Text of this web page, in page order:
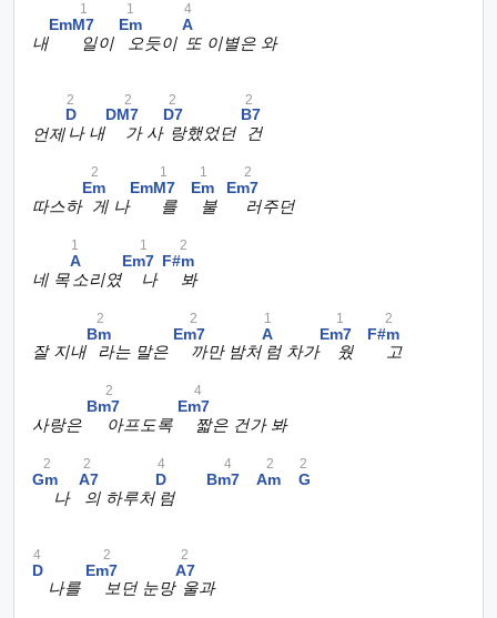
내
EmM7
1
일이
Em
1
오듯이
A
4
또 이별은 와
언제
D
2
나 내
DM7
2
가 사
D7
2
랑했었던
B7
2
건
따스하
Em
2
게 나
EmM7
1
를
Em
1
불
Em7
2
러주던
네 목
A
1
소리였
Em7
1
나
F#m
2
봐
잘 지내
Bm
2
라는 말은
Em7
2
까만 밤처
A
1
럼 차가
Em7
1
웠
F#m
2
고
사랑은
Bm7
2
아프도록
Em7
4
짧은 건가 봐
Gm
2
나
A7
2
의 하루처
D
4
럼
Bm7
4
Am
2
G
2
D
4
나를
Em7
2
보던 눈망
A7
2
울과